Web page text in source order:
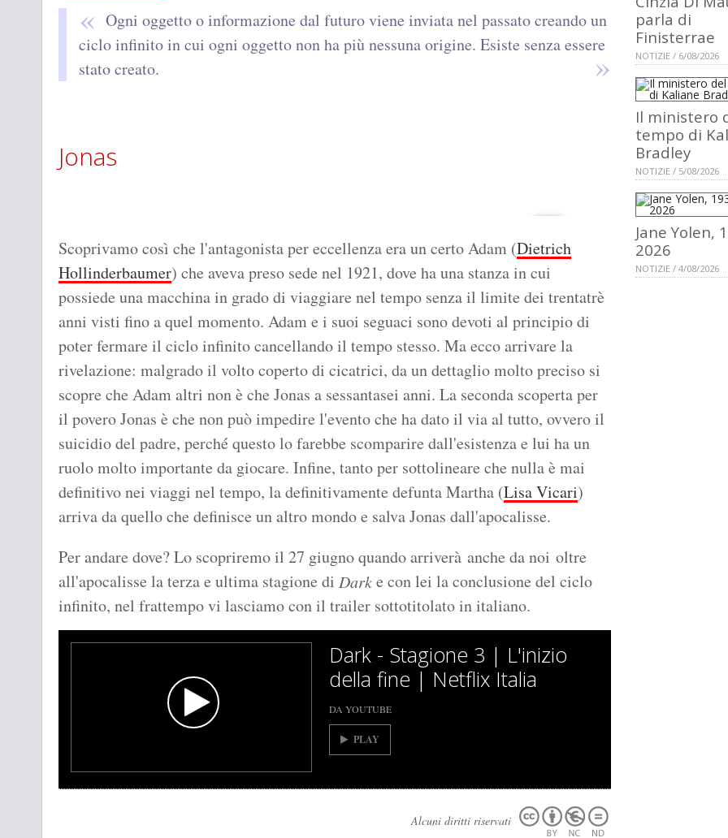
Ogni oggetto o informazione dal futuro viene inviata nel passato creando un
ciclo infinito in cui ogni oggetto non ha più nessuna origine. Esiste senza essere
stato creato.
Jonas
Scoprivamo così che l'antagonista per eccellenza era un certo Adam (Dietrich
Hollinderbaumer) che aveva preso sede nel 1921, dove ha una stanza in cui
possiede una macchina in grado di viaggiare nel tempo senza il limite dei trentatrè
anni visti fino a quel momento. Adam e i suoi seguaci sono devoti al principio di
poter fermare il ciclo infinito cancellando il tempo stesso. Ma ecco arrivare la
rivelazione: malgrado il volto coperto di cicatrici, da un dettaglio molto preciso si
scopre che Adam altri non è che Jonas a sessantasei anni. La seconda scoperta per
il povero Jonas è che non può impedire l'evento che ha dato il via al tutto, ovvero il
suicidio del padre, perché questo lo farebbe scomparire dall'esistenza e lui ha un
ruolo molto importante da giocare. Infine, tanto per sottolineare che nulla è mai
definitivo nei viaggi nel tempo, la definitivamente defunta Martha (Lisa Vicari)
arriva da quello che definisce un altro mondo e salva Jonas dall'apocalisse.
Per andare dove? Lo scopriremo il 27 giugno quando arriverà anche da noi oltre
all'apocalisse la terza e ultima stagione di Darke con lei la conclusione del ciclo
infinito, nel frattempo vi lasciamo con il trailer sottotitolato in italiano.
Dark - Stagione 3 | L'inizio
della fine | Netflix Italia
DA YOUTUBE
PLAY
Alcuni diritti riservati
parla di
Finisterrae
NOTIZIE / 6/08/2026
Il ministero
tempo di
Bradley
NOTIZIE / 5/08/2026
Jane Yolen,
2026
NOTIZIE / 4/08/2026